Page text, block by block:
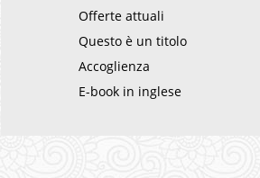
Offerte attuali
Questo è un titolo
Accoglienza
E-book in inglese